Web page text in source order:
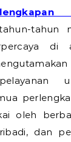
tahun
di
oleh
dan